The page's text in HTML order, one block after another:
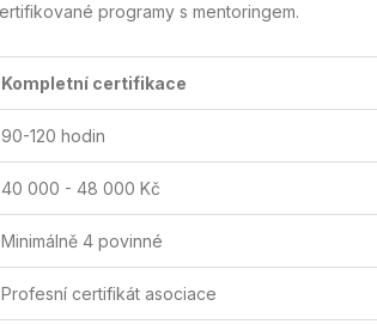
programy s mentoringem.
Kompletní certifikace
90-120 hodin
40 000 - 48 000 Kč
Minimálně 4 povinné
Profesní certifikát asociace